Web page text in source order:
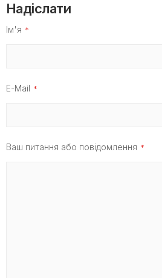
Надіслати
Ім'я
E-Mail
Ваш питання або повідомлення